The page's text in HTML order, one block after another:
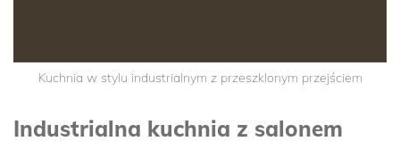
Kuchnia w stylu industrialnym z przeszklonym przejściem
Industrialna kuchnia z salonem